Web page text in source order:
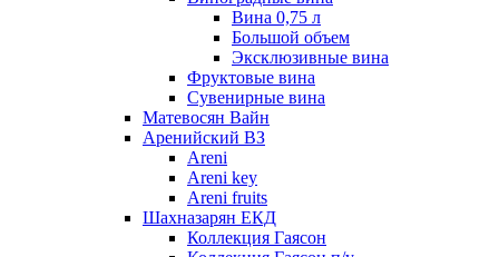
Вина 0,75 л
Большой объем
Эксклюзивные вина
Фруктовые вина
Cувенирные вина
Матевосян Вайн
Аренийский ВЗ
Areni
Areni key
Areni fruits
Шахназарян ЕКД
Коллекция Гаясон